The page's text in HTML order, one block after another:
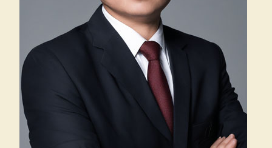
关于我们